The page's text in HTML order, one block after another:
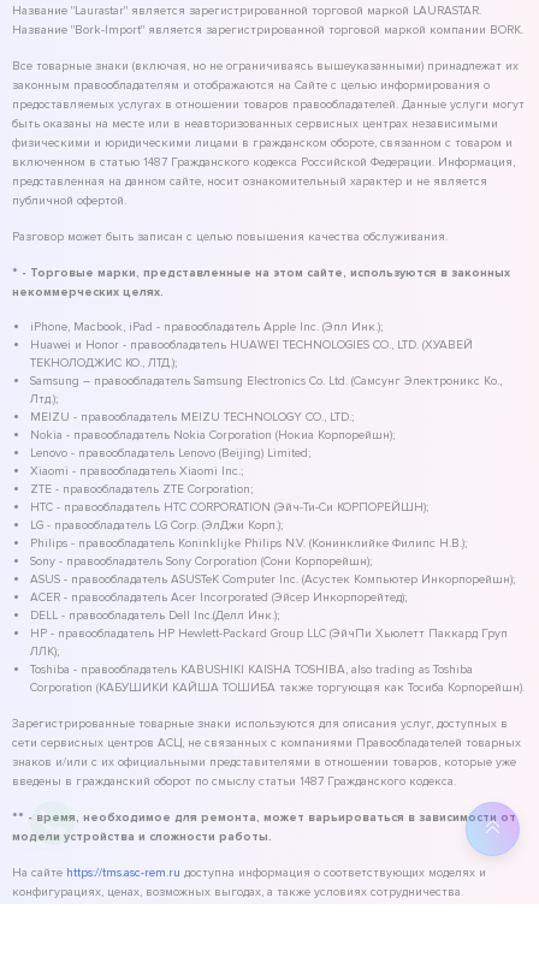
Название "Laurastar" является зарегистрированной торговой маркой LAURASTAR.
Название "Bork-Import" является зарегистрированной торговой маркой компании BORK.
Все товарные знаки (включая, но не ограничиваясь вышеуказанными) принадлежат их
законным правообладателям и отображаются на Сайте с целью информирования о
предоставляемых услугах в отношении товаров правообладателей. Данные услуги могут
быть оказаны на месте или в неавторизованных сервисных центрах независимыми
физическими и юридическими лицами в гражданском обороте, связанном с товаром и
включенном в статью 1487 Гражданского кодекса Российской Федерации. Информация,
представленная на данном сайте, носит ознакомительный характер и не является
публичной офертой.
Разговор может быть записан с целью повышения качества обслуживания.
* - Торговые марки, представленные на этом сайте, используются в законных
некоммерческих целях.
iPhone, Macbook, iPad - правообладатель Apple Inc. (Эпл Инк.);
Huawei и Honor - правообладатель HUAWEI TECHNOLOGIES CO., LTD. (ХУАВЕЙ
ТЕКНОЛОДЖИС КО., ЛТД.);
Samsung – правообладатель Samsung Electronics Co. Ltd. (Самсунг Электроникс Ко.,
Лтд.);
MEIZU - правообладатель MEIZU TECHNOLOGY CO., LTD.;
Nokia - правообладатель Nokia Corporation (Нокиа Корпорейшн);
Lenovo - правообладатель Lenovo (Beijing) Limited;
Xiaomi - правообладатель Xiaomi Inc.;
ZTE - правообладатель ZTE Corporation;
HTC - правообладатель HTC CORPORATION (Эйч-Ти-Си КОРПОРЕЙШН);
LG - правообладатель LG Corp. (ЭлДжи Корп.);
Philips - правообладатель Koninklijke Philips N.V. (Конинклийке Филипс Н.В.);
Sony - правообладатель Sony Corporation (Сони Корпорейшн);
ASUS - правообладатель ASUSTeK Computer Inc. (Асустек Компьютер Инкорпорейшн);
ACER - правообладатель Acer Incorporated (Эйсер Инкорпорейтед);
DELL - правообладатель Dell Inc.(Делл Инк.);
HP - правообладатель HP Hewlett-Packard Group LLC (ЭйчПи Хьюлетт Паккард Груп
ЛЛК);
Toshiba - правообладатель KABUSHIKI KAISHA TOSHIBA, also trading as Toshiba
Corporation (КАБУШИКИ КАЙША ТОШИБА также торгующая как Тосиба Корпорейшн).
Зарегистрированные товарные знаки используются для описания услуг, доступных в
сети сервисных центров АСЦ, не связанных с компаниями Правообладателей товарных
знаков и/или с их официальными представителями в отношении товаров, которые уже
введены в гражданский оборот по смыслу статьи 1487 Гражданского кодекса.
** - время, необходимое для ремонта, может варьироваться в зависимости от
модели устройства и сложности работы.
На сайте https://tms.asc-rem.ru доступна информация о соответствующих моделях и
конфигурациях, ценах, возможных выгодах, а также условиях сотрудничества.